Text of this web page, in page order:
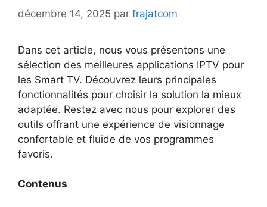
décembre 14, 2025 par frajatcom
Dans cet article, nous vous présentons une
sélection des meilleures applications IPTV pour
les Smart TV. Découvrez leurs principales
fonctionnalités pour choisir la solution la mieux
adaptée. Restez avec nous pour explorer des
outils offrant une expérience de visionnage
confortable et fluide de vos programmes
favoris.
Contenus